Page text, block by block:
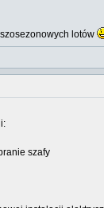
lotów
szafy